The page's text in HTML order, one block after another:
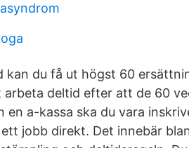
kan du få ut högst 60
deltid efter att de 60
a-kassa ska du vara
jobb direkt. Det innebär